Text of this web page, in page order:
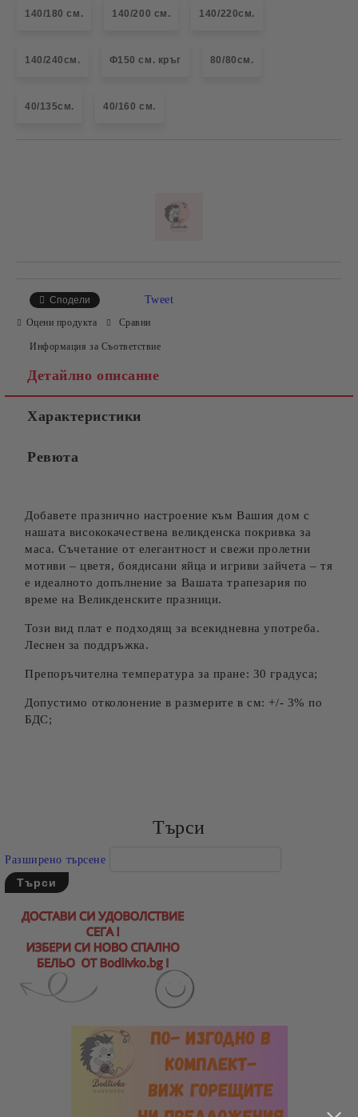
140/180 см. 140/200 см. 140/220см.
140/240см. Ф150 см. кръг 80/80см.
40/135см. 40/160 см.
Сподели Tweet
Оцени продукта Сравни
Информация за Съответствие
Детайлно описание
Характеристики
Ревюта
Добавете празнично настроение към Вашия дом с
нашата висококачествена великденска покривка за
маса. Съчетание от елегантност и свежи пролетни
мотиви – цветя, боядисани яйца и игриви зайчета – тя
е идеалното допълнение за Вашата трапезария по
време на Великденските празници.
Този вид плат е подходящ за всекидневна употреба.
Леснен за поддръжка.
Препоръчителна температура за пране: 30 градуса;
Допустимо отколонение в размерите в см: +/- 3% по
БДС;
Търси
Разширено търсене